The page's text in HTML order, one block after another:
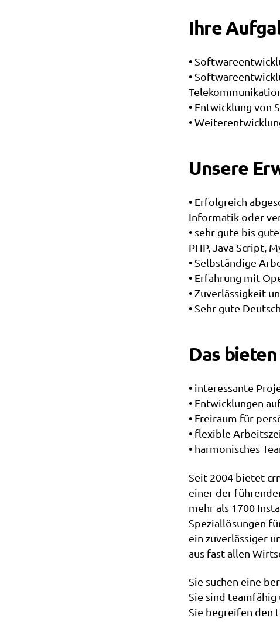
Ihre
•
•
• Entwicklung
•
Unsere
• Erfolgreich
Informatik oder
• sehr gute bis
PHP, Java Script,
• Selbständige
• Erfahrung mit
• Zuverlässigkeit
• Sehr gute
Das
• interessante
• Entwicklungen
• Freiraum für
• flexible
• harmonisches
Seit 2004 bietet
einer der
mehr als 1700
Speziallösungen
ein zuverlässiger
aus fast allen
Sie suchen eine
Sie sind teamfähig
Sie begreifen den